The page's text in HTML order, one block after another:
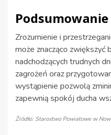
Podsumowanie
Zrozumienie i
może znacząco
nadchodzących trudnych
zagrożeń oraz
wystąpienie pozwolą
zapewnią spokój ducha
Źródło: Starostwo Powiatowe w